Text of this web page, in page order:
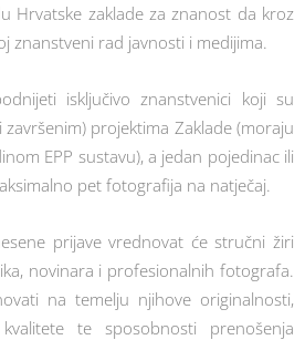
Hrvatske zaklade za znanost da kroz
znanstveni rad javnosti i medijima.
isključivo znanstvenici koji su
završenim) projektima Zaklade (moraju
EPP sustavu), a jedan pojedinac ili
pet fotografija na natječaj.
prijave vrednovat će stručni žiri
novinara i profesionalnih fotografa.
na temelju njihove originalnosti,
te sposobnosti prenošenja